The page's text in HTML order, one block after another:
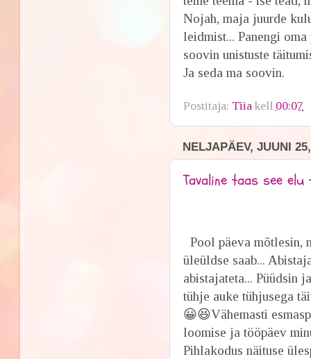
Nojah, maja juurde
leidmist... Panengi
soovin unistuste
Ja seda ma soovin.
Postitaja: Tiia kell 00:07
NELJAPÄEV, JUUNI
Tavaline taas see elu
Pool päeva mõtlesin,
üleüldse saab...
abistajateta... Püüdsin
tühje auke tühjusega
😀😆Vähemasti
loomise ja tööpäev
Pihlakodus näituse